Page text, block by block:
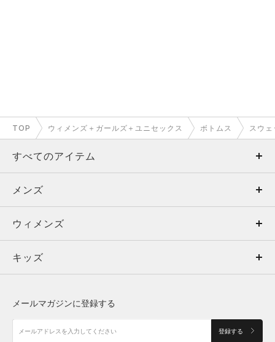
TOP ウィメンズ＋ガールズ＋ユニセックス ボトムス スウ
すべてのアイテム
メンズ
ウィメンズ
キッズ
アクセサリー
メンズ
トップス
ボトムス
アクセサリー
ウィメンズ
トップス
シューズ
キッズ
メールマガジンに登録する
登録する